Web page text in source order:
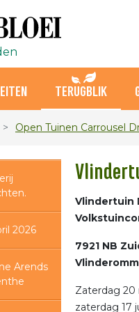
TERUGBLIK
Open Tuinen Carrousel
2026
Arends
Vlindertuin
7921 NB
Zaterdag 20
zaterdag 17